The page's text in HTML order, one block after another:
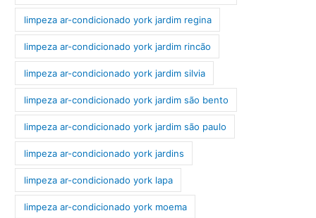
limpeza ar-condicionado york jardim regina
limpeza ar-condicionado york jardim rincão
limpeza ar-condicionado york jardim silvia
limpeza ar-condicionado york jardim são bento
limpeza ar-condicionado york jardim são paulo
limpeza ar-condicionado york jardins
limpeza ar-condicionado york lapa
limpeza ar-condicionado york moema